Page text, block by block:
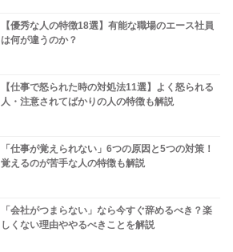
【優秀な人の特徴18選】有能な職場のエース社員
は何が違うのか？
【仕事で怒られた時の対処法11選】よく怒られる
人・注意されてばかりの人の特徴も解説
「仕事が覚えられない」6つの原因と5つの対策！
覚えるのが苦手な人の特徴も解説
「会社がつまらない」なら今すぐ辞めるべき？楽
しくない理由ややるべきことを解説